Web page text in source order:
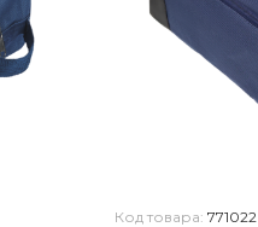
Код товара:771022